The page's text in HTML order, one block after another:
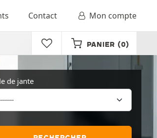
Contact Mon compte
PANIER (0)
de jante